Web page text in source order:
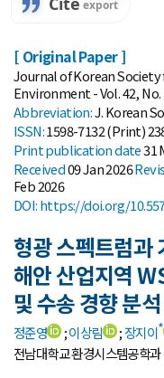
[ Original Paper ]
Journal of Korean
Environment - Vol. 42, No.
Abbreviation:J. Korean
ISSN:1598-7132 (Print)
Printpublication date31
Received09 Jan 2026
Feb 2026
DOI:https://doi.org/
형광 스펙트럼과
해안 산업지역
및 수송 경향 분석
정준영 ;이상림 ;장지이*
전남대학교 환경시스템공학과